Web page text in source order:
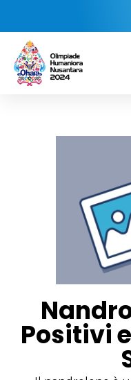
Positivi